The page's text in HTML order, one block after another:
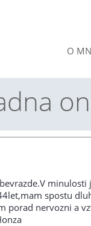
O
spostu
nervozni a